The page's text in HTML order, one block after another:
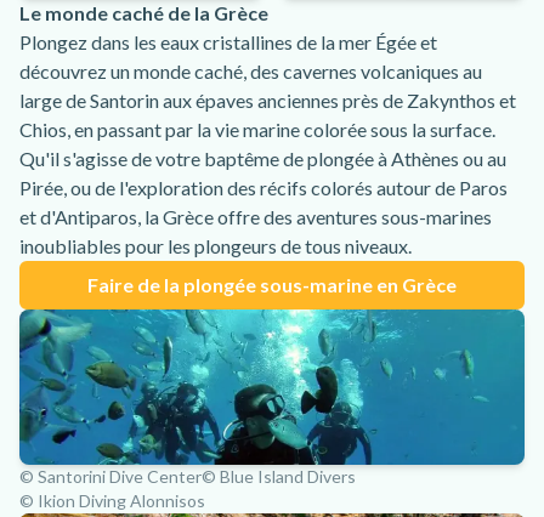
Le monde caché de la Grèce
Plongez dans les eaux cristallines de la mer Égée et
découvrez un monde caché, des cavernes volcaniques au
large de Santorin aux épaves anciennes près de Zakynthos et
Chios, en passant par la vie marine colorée sous la surface.
Qu'il s'agisse de votre baptême de plongée à Athènes ou au
Pirée, ou de l'exploration des récifs colorés autour de Paros
et d'Antiparos, la Grèce offre des aventures sous-marines
inoubliables pour les plongeurs de tous niveaux.
Faire de la plongée sous-marine en Grèce
© Santorini Dive Center© Blue Island Divers
© Ikion Diving Alonnisos